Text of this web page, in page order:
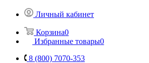
Личный кабинет
Корзина0
Избранные товары0
8 (800) 7070-353